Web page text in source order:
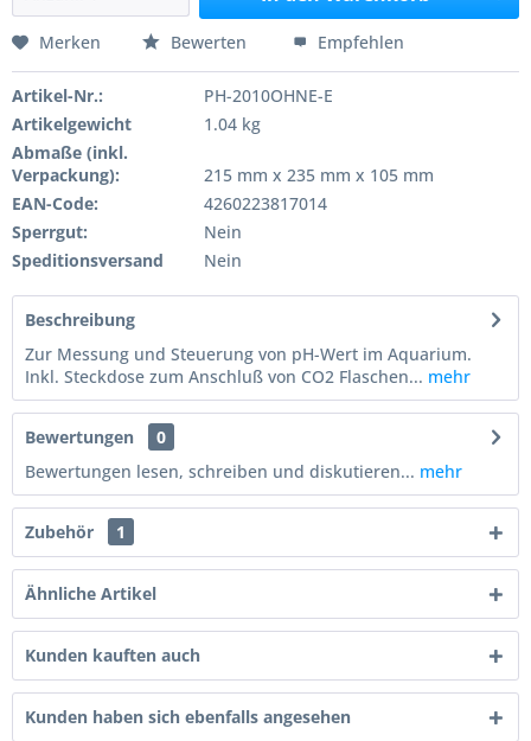
Merken Bewerten Empfehlen
Artikel-Nr.:
PH-2010OHNE-E
Artikelgewicht
1.04 kg
Abmaße (inkl.
Verpackung):
215 mm x 235 mm x 105 mm
EAN-Code:
4260223817014
Sperrgut:
Nein
Speditionsversand
Nein
Beschreibung
Zur Messung und Steuerung von pH-Wert im Aquarium.
Inkl. Steckdose zum Anschluß von CO2 Flaschen... mehr
Bewertungen
0
Bewertungen lesen, schreiben und diskutieren... mehr
Zubehör 1
Ähnliche Artikel
Kunden kauften auch
Kunden haben sich ebenfalls angesehen